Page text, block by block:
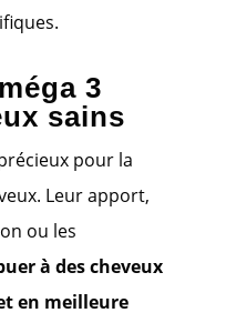
3
sains
pour la
Leur apport,
ou les
à des cheveux
en meilleure